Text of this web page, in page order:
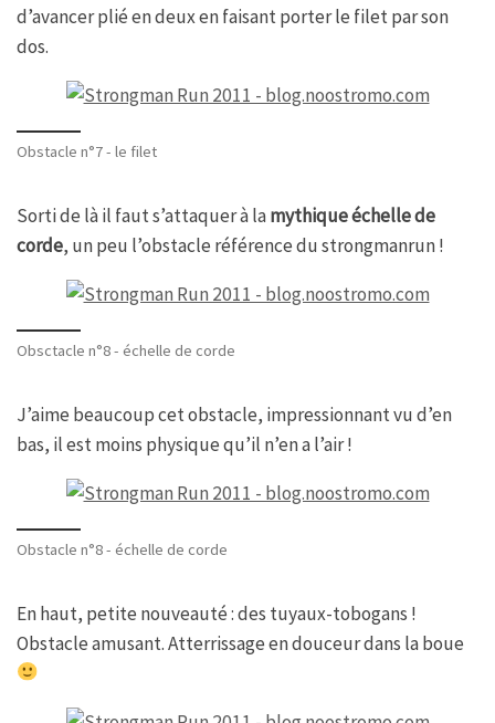
d’avancer plié en deux en faisant porter le filet par son
dos.
Obstacle n°7 - le filet
Sorti de là il faut s’attaquer à lamythique échelle de
corde, un peu l’obstacle référence du strongmanrun !
Obsctacle n°8 - échelle de corde
J’aime beaucoup cet obstacle, impressionnant vu d’en
bas, il est moins physique qu’il n’en a l’air !
Obstacle n°8 - échelle de corde
En haut, petite nouveauté : des tuyaux-tobogans !
Obstacle amusant. Atterrissage en douceur dans la boue